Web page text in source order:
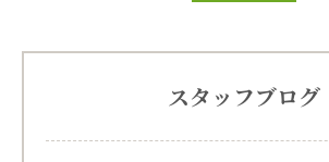
スタッフブログ